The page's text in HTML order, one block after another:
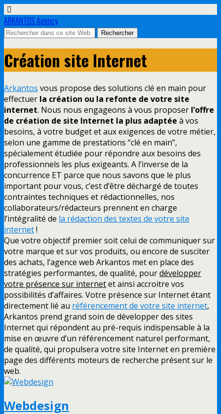
ARKANTOS Agency
Création site Internet
Arkantos vous propose des solutions clé en main pour
effectuer la création ou la refonte de votre site
internet. Nous nous engageons à vous proposer l’offre
de création de site Internet la plus adaptée à vos
besoins, à votre budget et aux exigences de votre métier,
selon une gamme de prestations “clé en main”,
spécialement étudiée pour répondre aux besoins des
professionnels les plus exigeants. A l’inverse de la
concurrence ET parce que nous savons que le plus
important pour vous, c’est d’être déchargé de toutes
contraintes techniques et rédactionnelles, nos
collaborateurs/rédacteurs prennent en charge
l’intégralité de la rédaction des textes de votre site
internet!
Que votre objectif premier soit celui de communiquer sur
votre marque et sur vos produits, ou encore de susciter
des achats, l’agence web Arkantos met en place des
stratégies performantes, de qualité, pourdévelopper
votre présence sur internetet ainsi accroitre vos
possibilités d’affaires. Votre présence sur Internet étant
directement lié au référencement de votre site internet,
Arkantos prend grand soin de développer des sites
Internet qui répondent au pré-requis indispensable à la
mise en œuvre d’un référencement naturel performant,
de qualité, qui propulsera votre site Internet en première
page des différents moteurs de recherche présent sur le
web.
Webdesign